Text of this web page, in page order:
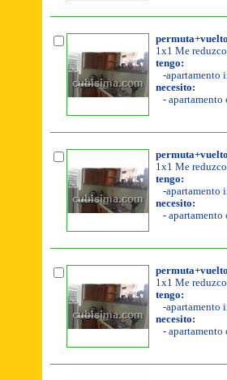
1x1 Me
tengo:
-apartamento
necesito:
- apartamento
1x1 Me
tengo:
-apartamento
necesito:
- apartamento
1x1 Me
tengo:
-apartamento
necesito:
- apartamento